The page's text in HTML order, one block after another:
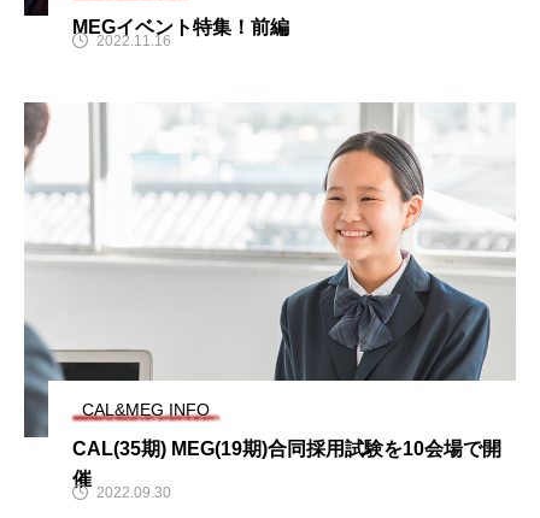
MEGイベント特集！前編
2022.11.16
CAL&MEG INFO
CAL(35期) MEG(19期)合同採用試験を10会場で開
催
2022.09.30